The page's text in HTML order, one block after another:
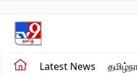
Latest News
சமீபத்திய செய்திகள்